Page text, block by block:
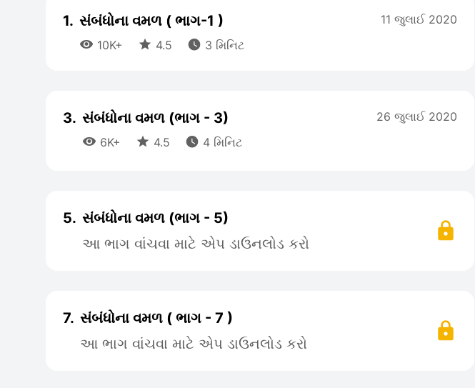
1. સંબંધોના વમળ ( ભાગ-1 )
 10K+  4.5  3 મિનિટ
11 જુલાઈ 2020
3. સંબંધોના વમળ (ભાગ - 3)
 6K+  4.5  4 મિનિટ
26 જુલાઈ 2020
5. સંબંધોના વમળ (ભાગ - 5)
આ ભાગ વાંચવા માટે એપ ડાઉનલોડ કરો
7. સંબંધોના વમળ ( ભાગ - 7 )
આ ભાગ વાંચવા માટે એપ ડાઉનલોડ કરો